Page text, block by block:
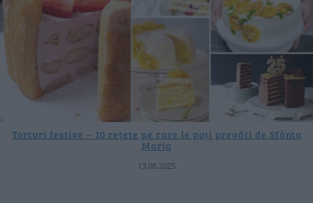
Torturi festive – 10 rețete pe care le poți pregăti de Sfânta
Maria
13.08.2025